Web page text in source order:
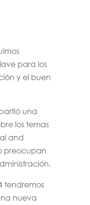
para los
y el buen
una
los temas
and
preocupan
tendremos
nueva